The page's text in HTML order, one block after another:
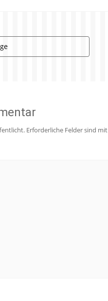
Erforderliche Felder sind mit